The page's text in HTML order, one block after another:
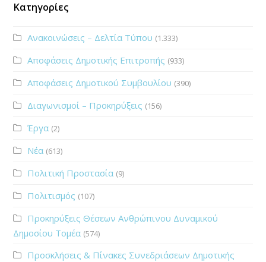
Κατηγορίες
Ανακοινώσεις – Δελτία Τύπου (1.333)
Αποφάσεις Δημοτικής Επιτροπής (933)
Αποφάσεις Δημοτικού Συμβουλίου (390)
Διαγωνισμοί – Προκηρύξεις (156)
Έργα (2)
Νέα (613)
Πολιτική Προστασία (9)
Πολιτισμός (107)
Προκηρύξεις Θέσεων Ανθρώπινου Δυναμικού
Δημοσίου Τομέα (574)
Προσκλήσεις & Πίνακες Συνεδριάσεων Δημοτικής